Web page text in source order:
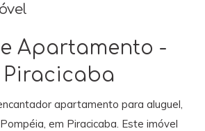
Apartamento -
Piracicaba
apartamento para aluguel,
em Piracicaba. Este imóvel